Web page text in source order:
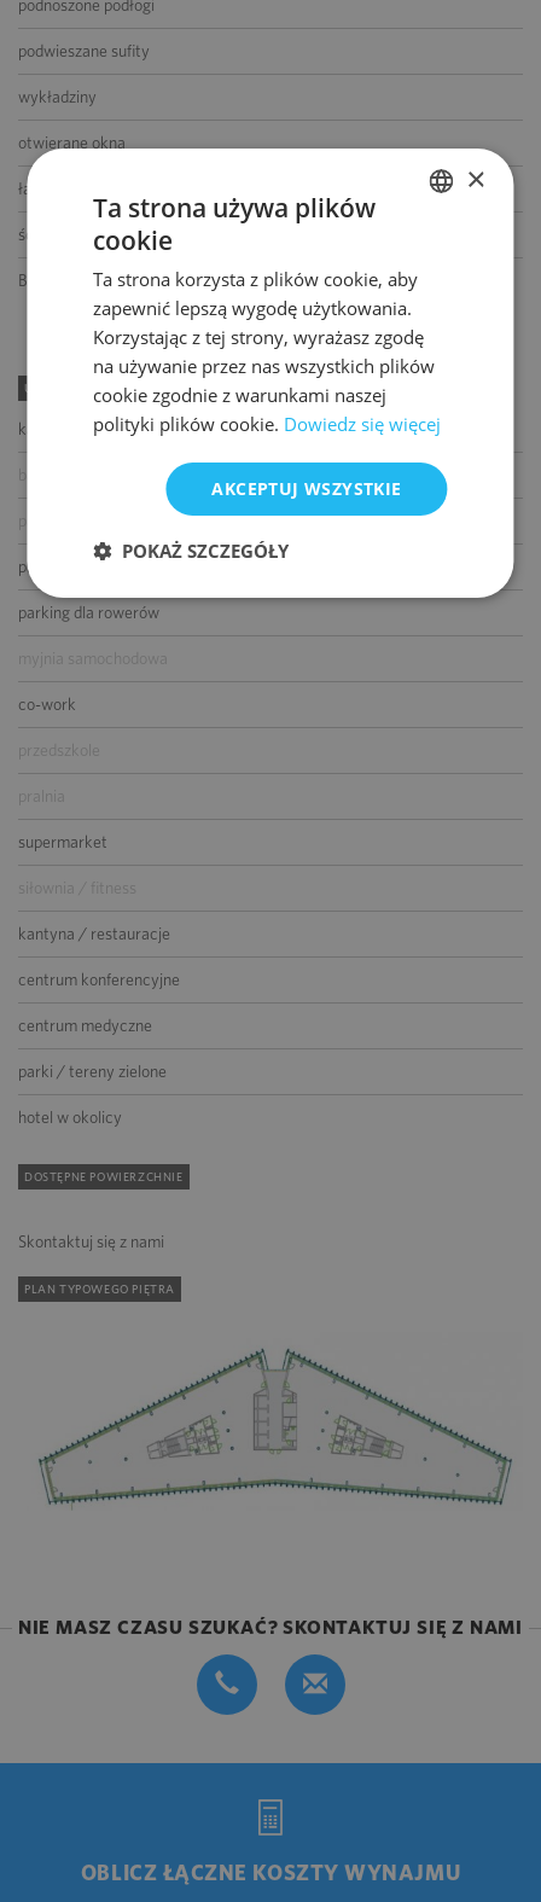
podnoszone podłogi
podwieszane sufity
wykładziny
otwierane okna
łącze światłowodowe
ścianki działowe
BMS
UDOGODNIENIA
kawiarnia
parking dla gości
parking dla rowerów
co-work
przedszkole
pralnia
supermarket
siłownia / fitness
kantyna / restauracje
centrum konferencyjne
centrum medyczne
parki / tereny zielone
hotel w okolicy
DOSTĘPNE POWIERZCHNIE
Skontaktuj się z nami
PLAN TYPOWEGO PIĘTRA
NIE MASZ CZASU SZUKAĆ? SKONTAKTUJ SIĘ Z NAMI
OBLICZ ŁĄCZNE KOSZTY WYNAJMU
ENGLISH
×
Ta strona używa plików
cookie
Ta strona korzysta z plików cookie, aby
zapewnić lepszą wygodę użytkowania.
Korzystając z tej strony, wyrażasz zgodę
na używanie przez nas wszystkich plików
cookie zgodnie z warunkami naszej
polityki plików cookie. Dowiedz się więcej
AKCEPTUJ WSZYSTKIE
POKAŻ SZCZEGÓŁY